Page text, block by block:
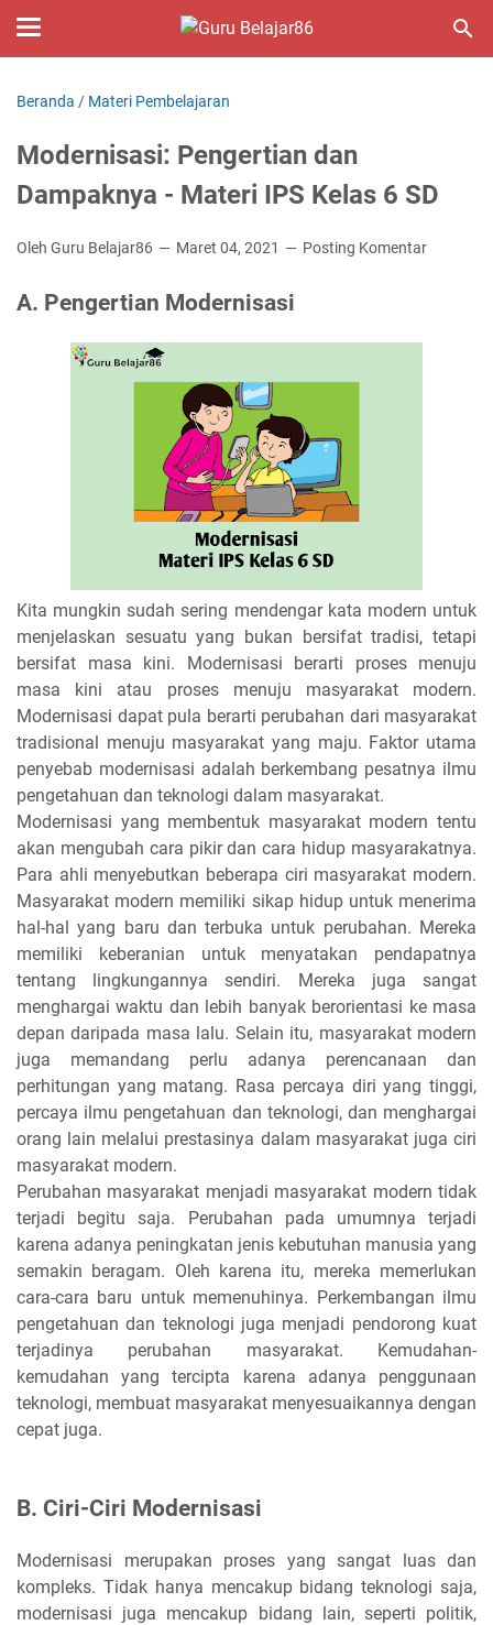
Beranda / Materi Pembelajaran
Modernisasi: Pengertian dan
Dampaknya - Materi IPS Kelas 6 SD
Oleh Guru Belajar86 Maret 04, 2021 Posting Komentar
A. Pengertian Modernisasi
Kita mungkin sudah sering mendengar kata modern untuk
menjelaskan sesuatu yang bukan bersifat tradisi, tetapi
bersifat masa kini. Modernisasi berarti proses menuju
masa kini atau proses menuju masyarakat modern.
Modernisasi dapat pula berarti perubahan dari masyarakat
tradisional menuju masyarakat yang maju. Faktor utama
penyebab modernisasi adalah berkembang pesatnya ilmu
pengetahuan dan teknologi dalam masyarakat.
Modernisasi yang membentuk masyarakat modern tentu
akan mengubah cara pikir dan cara hidup masyarakatnya.
Para ahli menyebutkan beberapa ciri masyarakat modern.
Masyarakat modern memiliki sikap hidup untuk menerima
hal-hal yang baru dan terbuka untuk perubahan. Mereka
memiliki keberanian untuk menyatakan pendapatnya
tentang lingkungannya sendiri. Mereka juga sangat
menghargai waktu dan lebih banyak berorientasi ke masa
depan daripada masa lalu. Selain itu, masyarakat modern
juga memandang perlu adanya perencanaan dan
perhitungan yang matang. Rasa percaya diri yang tinggi,
percaya ilmu pengetahuan dan teknologi, dan menghargai
orang lain melalui prestasinya dalam masyarakat juga ciri
masyarakat modern.
Perubahan masyarakat menjadi masyarakat modern tidak
terjadi begitu saja. Perubahan pada umumnya terjadi
karena adanya peningkatan jenis kebutuhan manusia yang
semakin beragam. Oleh karena itu, mereka memerlukan
cara-cara baru untuk memenuhinya. Perkembangan ilmu
pengetahuan dan teknologi juga menjadi pendorong kuat
terjadinya perubahan masyarakat. Kemudahan-
kemudahan yang tercipta karena adanya penggunaan
teknologi, membuat masyarakat menyesuaikannya dengan
cepat juga.
B. Ciri-Ciri Modernisasi
Modernisasi merupakan proses yang sangat luas dan
kompleks. Tidak hanya mencakup bidang teknologi saja,
modernisasi juga mencakup bidang lain, seperti politik,